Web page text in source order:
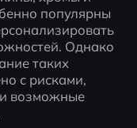
популярны
Однако
таких
с рисками,
возможные